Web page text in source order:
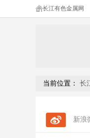
长江有色金属网
当前位置： 长
新浪